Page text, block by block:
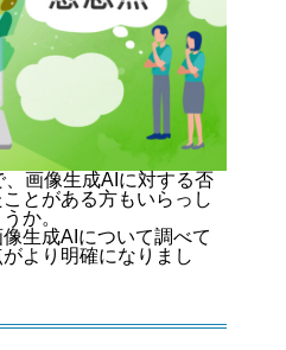
画像生成AIに対する否
とがある方もいらっし
か。
生成AIについて調べて
より明確になりまし